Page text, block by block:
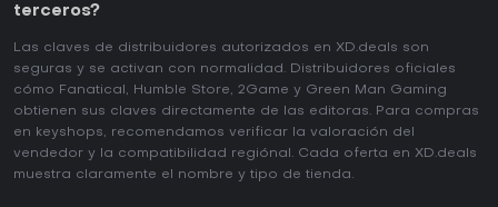
terceros?
Las claves de distribuidores autorizados en XD.deals son
seguras y se activan con normalidad. Distribuidores oficiales
cómo Fanatical, Humble Store, 2Game y Green Man Gaming
obtienen sus claves directamente de las editoras. Para compras
en keyshops, recomendamos verificar la valoración del
vendedor y la compatibilidad regiónal. Cada oferta en XD.deals
muestra claramente el nombre y tipo de tienda.